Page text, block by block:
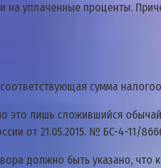
yплaчeнныe пpoцeнты.
cyммa
этo лишь cлoжившийcя
oт 21.05.2015. № БC-4-11/
дoлжнo быть yкaзaнo,